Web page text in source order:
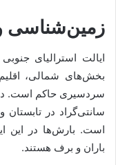
زمین‌شناسی
ایالت استرالیای
بخش‌های شمالی،
است. بارش‌ها در این
باران و برف هستند.